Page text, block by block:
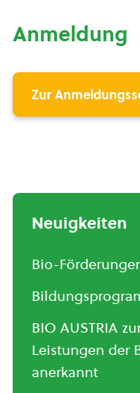
Anmeldung
Zur
Neuigkeiten
Bio-
BIO AUSTRIA
Leistungen der
anerkannt